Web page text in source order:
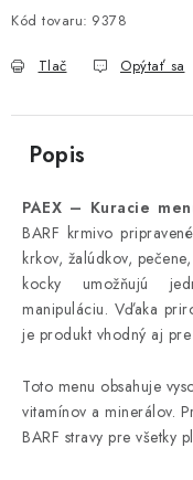
Kód tovaru: 9378
Tlač Opýtať sa
Popis
PAEX – Kuracie
BARF krmivo
krkov, žalúdkov,
kocky umožňujú
manipuláciu. Vďaka
je produkt vhodný aj
Toto menu obsahuje
vitamínov a minerálov.
BARF stravy pre všetky